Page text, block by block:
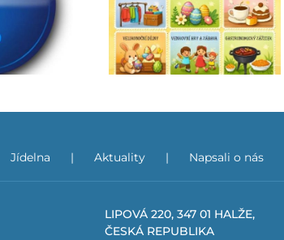
Jarmark
Zápis do 1. ročníku ZŠ
pro školní rok 2026/27
Jídelna Aktuality Napsali o nás
LIPOVÁ 220, 347 01 HALŽE,
ČESKÁ REPUBLIKA